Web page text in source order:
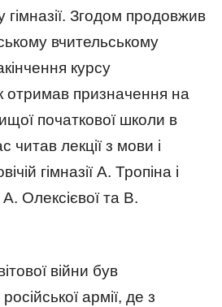
Згодом продовжив
вчительському
курсу
отримав призначення на
початкової школи в
читав лекції з мови і
гімназії А. Тропіна і
А. Олексієвої та В.
війни був
армії, де з